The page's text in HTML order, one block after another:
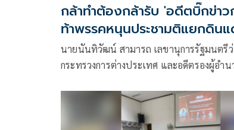
กล้าทำต้องกล้ารับ 'อดีตบิ๊กข่าว
ท้าพรรคหนุนประชามติแยกดิน
นายนันทิวัฒน์ สามารถ เลขานุการรัฐมนตรีว่
กระทรวงการต่างประเทศ และอดีตรองผู้อำน